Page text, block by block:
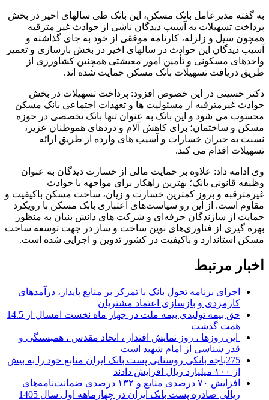
به گفته مدیرعامل بانک مسکن، این بانک طی سالهای اخیر در بخش
پرداخت تسهیلات به آسیب دیدگان ناشی از حوادث غیر مترقبه
همچون سیل و زلزله، کارنامه موفقی از خود به جای گذاشته و
آسیب دیدگان این حوادث در سالهای اخیر در بخش بازسازی و تعمیر
واحدهای مسکونی و تأمین امور معیشتی همچنین کشاورزی از
طریق دریافت تسهیلات بانک مسکن حمایت شده اند.
دکتر حسینی در این خصوص افزود: پرداخت تسهیلات‌ در بخش‌
حوادث غیرمترقبه از مسئولیت ها و تعهدات اجتماعی بانک مسکن
محسوب می شود و این بانک به عنوان تنها بانک تخصصی در حوزه
مسکن و ساختمان؛ برای کاهش آلام و دردهای هموطنان عزیز،
نسبت به جبران خسارات و آسیب های وارده از طریق ارائه
تسهیلات اقدام می کند.
وی ادامه داد: علاوه بر حمایت مالی از خسارت دیدگان به عنوان
وظیفه قانونی بانک؛ بهترین راهکار برای مواجهه با حوادث
غیرمترقبه و بروز کمترین خسارت و زیان، ساخت مسکن باکیفیت و
مقاوم است. از این رو سیاست‌های اعتباری بانک مسکن با رویکرد
حمایت از سازندگان حرفه‌ای و شرکت های دانش بنیان به منظور
بهره گیری از فناوری‌های نوین ساخت و ساز در جهت توسعه ساخت
مسکن استاندارد و باکیفیت در کشور تدوین و اجرایی شده است.
اخبار مرتبط
اجرای برنامه تحول بانک با تمرکز بر منابع پایدار، درآمدهای
کارمزدی و بازسازی اعتماد مشتریان
حق بیمه تولیدی بیمه ملت در چهار ماه نخست امسال از 14.5
همت گذشت
این روزها ، روز نمایش اقتدار ، اتحاد مقدس ، همبستگی و
قدر شناسی از امام شهید است
275باجه بانکی روستایی پست بانک ایران منابع خود را به بیش
از ۱۰۰ میلیارد ریال افزایش دادند
افزایش ۷۰ درصدی منابع و ۱۳۲ درصدی ضمانت‌نامه‌های
ریالی صادره پست بانک ایران در چهارماهه اول سال 1405